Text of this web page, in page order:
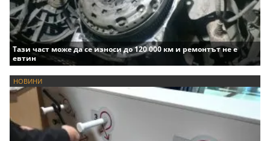
Тази част може да се износи до 120 000 км и ремонтът не е
евтин
НОВИНИ